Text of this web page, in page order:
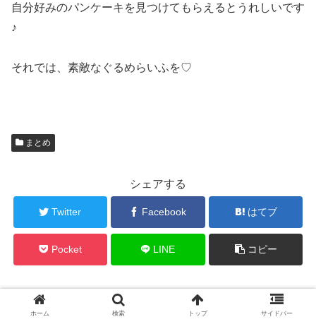
自分好みのパンケーキを見つけてもらえるとうれしいです
♪
それでは、素敵なぐるめらいふを♡
まとめ
シェアする
Twitter Facebook はてブ
Pocket LINE コピー
yuka.comをフォローする
ホーム 検索 トップ サイドバー